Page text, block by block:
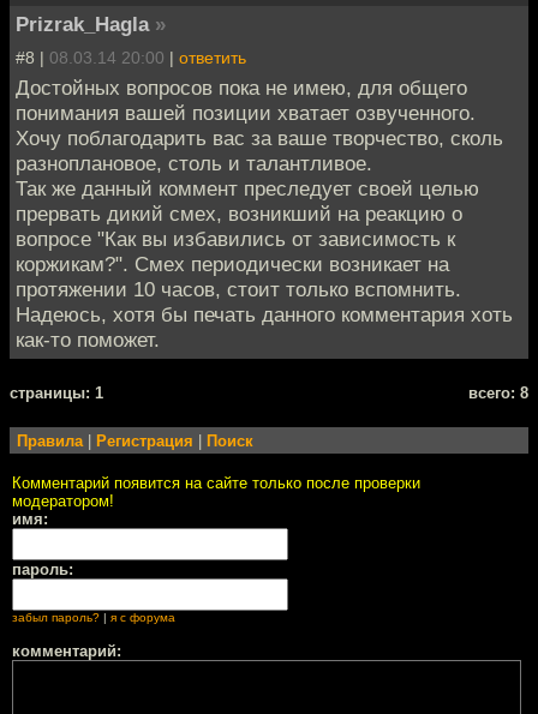
Prizrak_Hagla »
#8 | 08.03.14 20:00 | ответить
Достойных вопросов пока не имею, для общего
понимания вашей позиции хватает озвученного.
Хочу поблагодарить вас за ваше творчество, сколь
разноплановое, столь и талантливое.
Так же данный коммент преследует своей целью
прервать дикий смех, возникший на реакцию о
вопросе "Как вы избавились от зависимость к
коржикам?". Смех периодически возникает на
протяжении 10 часов, стоит только вспомнить.
Надеюсь, хотя бы печать данного комментария хоть
как-то поможет.
cтраницы: 1 всего: 8
Правила Регистрация Поиск
Комментарий появится на сайте только после проверки
модератором!
имя:
пароль:
забыл пароль? | я с форума
комментарий: